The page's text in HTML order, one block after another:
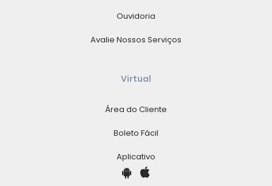
Ouvidoria
Avalie Nossos Serviços
Virtual
Área do Cliente
Boleto Fácil
Aplicativo